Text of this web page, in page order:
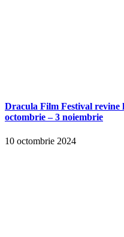
Dracula Film Festival revine
octombrie – 3 noiembrie
10 octombrie 2024